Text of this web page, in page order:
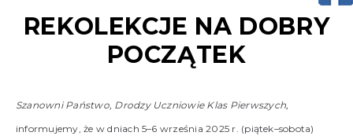
REKOLEKCJE NA DOBRY
POCZĄTEK
Szanowni Państwo, Drodzy Uczniowie Klas Pierwszych,
informujemy, że w dniach 5–6 września 2025 r. (piątek–sobota)